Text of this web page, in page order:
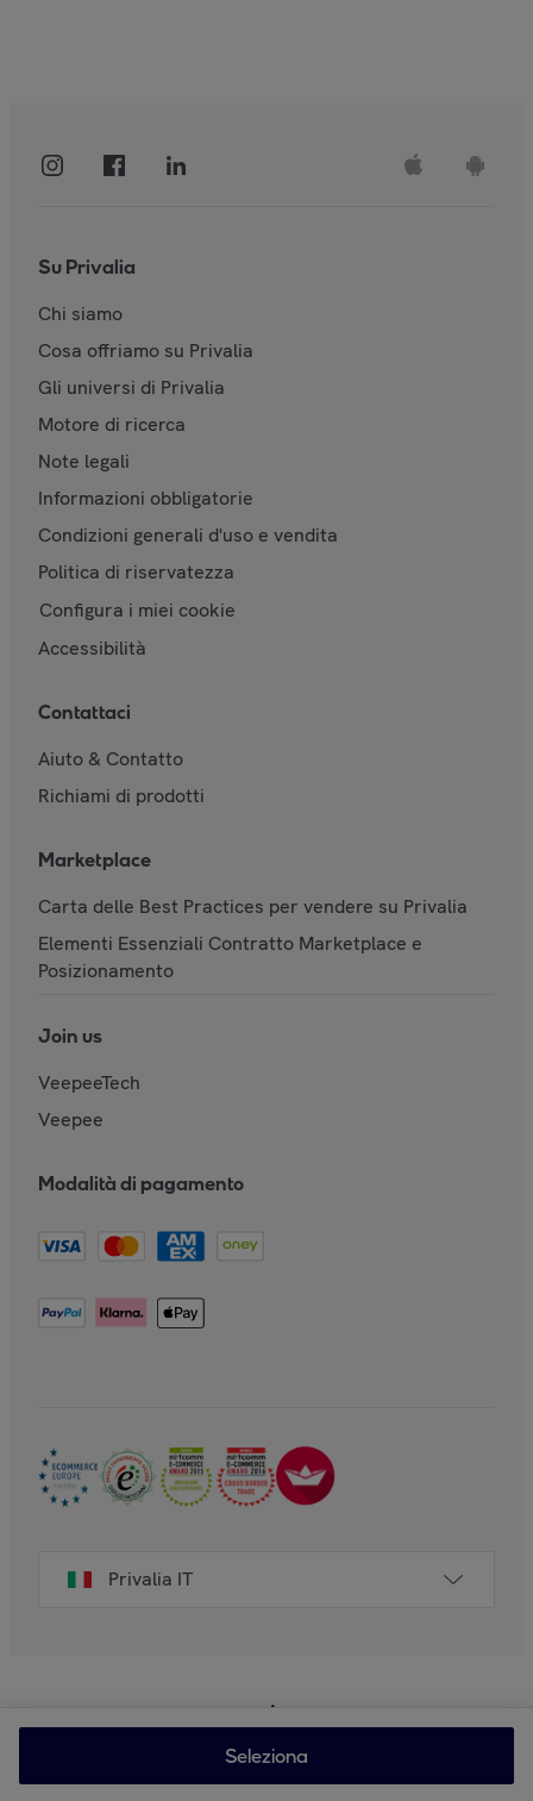
Seleziona
Su Privalia
Chi siamo
Cosa offriamo su Privalia
Gli universi di Privalia
Motore di ricerca
Note legali
Informazioni obbligatorie
Condizioni generali d'uso e vendita
Politica di riservatezza
Configura i miei cookie
Accessibilità
Contattaci
Aiuto & Contatto
Richiami di prodotti
Marketplace
Carta delle Best Practices per vendere su Privalia
Elementi Essenziali Contratto Marketplace e
Posizionamento
Join us
VeepeeTech
Veepee
Modalità di pagamento
Privalia IT